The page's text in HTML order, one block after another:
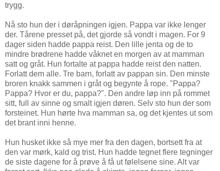
trygg.
Nå sto hun der i døråpningen igjen. Pappa var ikke lenger
der. Tårene presset på, det gjorde så vondt i magen. For 9
dager siden hadde pappa reist. Den lille jenta og de to
mindre brødrene hadde våknet en morgen av at mamman
satt og gråt. Hun fortalte at pappa hadde reist den natten.
Forlatt dem alle. Tre barn, forlatt av pappan sin. Den minste
broren knakk sammen i gråt og begynte å rope. "Pappa?
Pappa? Hvor er du, pappa?". Den andre løp inn på rommet
sitt, full av sinne og smalt igjen døren. Selv sto hun der som
forsteinet. Hun hørte hva mamman sa, og det kjentes ut som
det brant inni henne.
Hun husket ikke så mye mer fra den dagen, bortsett fra at
den var mørk, kald og trist. Hun hadde tegnet flere tegninger
de siste dagene for å prøve å få ut følelsene sine. Alt var